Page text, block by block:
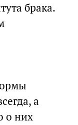
брака.
а
о них